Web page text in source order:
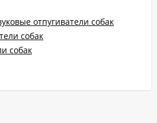
отпугиватели собак
собак
собак